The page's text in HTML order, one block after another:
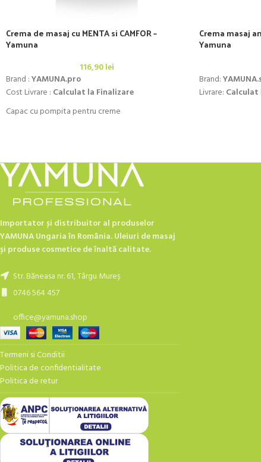
Crema de masaj cu MENTA si CAMFOR –
Yamuna
116,90lei
Brand :YAMUNA.pro
Cost Livrare : Calculat la Finalizare
Capac cu pompita pentru creme
Crema masaj
Yamuna
Brand:
Livrare: Calculat
Importator și distribuitor al produselor
YAMUNA Ungaria în România. Uleiuri de masaj
și produse cosmetice de înaltă calitate.
Str. Băneasa nr. 61, Târgu Mureș
0746 564 457
office@yamuna.shop
Termeni si Conditii
Politica de confidentialitate
Politica de retur